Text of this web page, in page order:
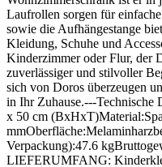
Laufrollen sorgen für
sowie die Aufhängestange
Kleidung, Schuhe und
Kinderzimmer oder Flur, der
zuverlässiger und stilvoller
sich von Doros überzeugen
in Ihr Zuhause.---Technische
x 50 cm
Verpackung):47.6
LIEFERUMFANG: